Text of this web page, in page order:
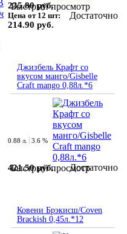
Быстрый просмотр
235.80 руб.
Цена от 12 шт:
214.90 руб.
Достаточно
Джизбель Крафт со
вкусом манго/Gisbelle
Craft mango 0,88л.*6
Быстрый просмотр
0.88 л. 3.6 %
421.50 руб. Достаточно
Ковени Брэкисш/Coven
Brackish 0,45л.*12